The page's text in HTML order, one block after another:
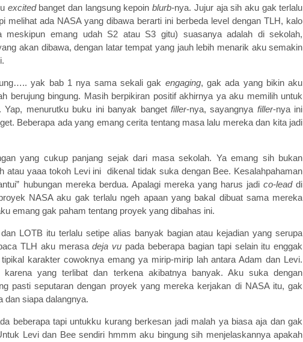
excited banget dan langsung kepoinblurb-nya. Jujur aja sih aku gak terlalu
melihat ada NASA yang dibawa berarti ini berbeda level dengan TLH, kalo
emang udah S2 atau S3 gitu) suasanya adalah di sekolah,
akan dibawa, dengan latar tempat yang jauh lebih menarik aku semakin
yak bab 1 nya sama sekali gak engaging, gak ada yang bikin aku
berujung bingung. Masih berpikiran positif akhirnya ya aku memilih untuk
menurutku buku ini banyak banget filler-nya, sayangnya filler-nya ini
Beberapa ada yang emang cerita tentang masa lalu mereka dan kita jadi
yang cukup panjang sejak dari masa sekolah. Ya emang sih bukan
atau yaaa tokoh Levi ini dikenal tidak suka dengan Bee. Kesalahpahaman
hubungan mereka berdua. Apalagi mereka yang harus jadico-leaddi
NASA aku gak terlalu ngeh apaan yang bakal dibuat sama mereka
emang gak paham tentang proyek yang dibahas ini.
LOTB itu terlalu setipe alias banyak bagian atau kejadian yang serupa
TLH aku merasadeja vu pada beberapa bagian tapi selain itu enggak
karakter cowoknya emang ya mirip-mirip lah antara Adam dan Levi.
yang terlibat dan terkena akibatnya banyak. Aku suka dengan
pasti seputaran dengan proyek yang mereka kerjakan di NASA itu, gak
dan siapa dalangnya.
beberapa tapi untukku kurang berkesan jadi malah ya biasa aja dan gak
Levi dan Bee sendiri hmmm aku bingung sih menjelaskannya apakah